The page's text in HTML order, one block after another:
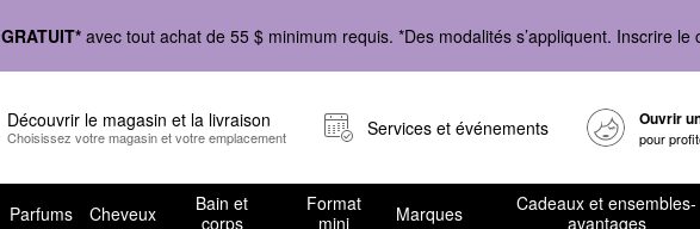
GRATUIT* avec tout achat de 55 $ minimum requis. *Des modalités s’appliquent. Inscrire le
Découvrir le magasin et la livraison
Choisissez votre magasin et votre emplacement Services et événements Ouvrir
pour
Parfums Cheveux
Bain et
corps
Format
mini
Marques
Cadeaux et ensembles-
avantages